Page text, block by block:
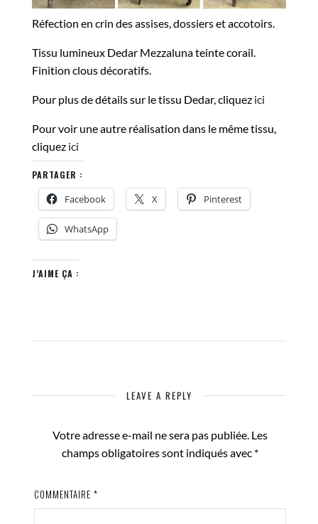
Réfection en crin des assises, dossiers et accotoirs.
Tissu lumineux Dedar Mezzaluna teinte corail.
Finition clous décoratifs.
Pour plus de détails sur le tissu Dedar, cliquez ici
Pour voir une autre réalisation dans le même tissu,
cliquez ici
PARTAGER :
Facebook X Pinterest
WhatsApp
J’AIME ÇA :
LEAVE A REPLY
Votre adresse e-mail ne sera pas publiée. Les
champs obligatoires sont indiqués avec *
COMMENTAIRE *